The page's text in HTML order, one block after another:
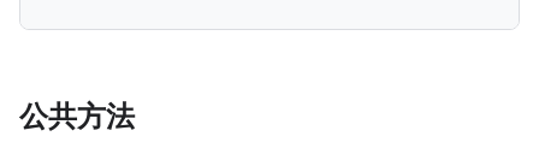
公共方法